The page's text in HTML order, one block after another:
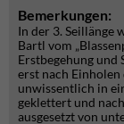
Bemerkungen:
In der 3. Seillänge
Bartl vom
Erstbegehung
erst nach Einholen
unwissentlich in
geklettert und
ausgesetzt von